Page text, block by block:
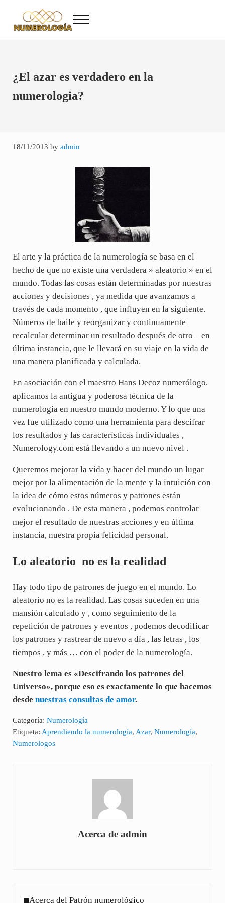
Numerología
Menu
¿El azar es verdadero en la
numerologia?
18/11/2013 by admin
El arte y la práctica de la numerología se basa en el
hecho de que no existe una verdadera » aleatorio » en el
mundo. Todas las cosas están determinadas por nuestras
acciones y decisiones , ya medida que avanzamos a
través de cada momento , que influyen en la siguiente.
Números de baile y reorganizar y continuamente
recalcular determinar un resultado después de otro – en
última instancia, que le llevará en su viaje en la vida de
una manera planificada y calculada.
En asociación con el maestro Hans Decoz numerólogo,
aplicamos la antigua y poderosa técnica de la
numerología en nuestro mundo moderno. Y lo que una
vez fue utilizado como una herramienta para descifrar
los resultados y las características individuales ,
Numerology.com está llevando a un nuevo nivel .
Queremos mejorar la vida y hacer del mundo un lugar
mejor por la alimentación de la mente y la intuición con
la idea de cómo estos números y patrones están
evolucionando . De esta manera , podemos controlar
mejor el resultado de nuestras acciones y en última
instancia, nuestra propia felicidad personal.
Lo aleatorio no es la realidad
Hay todo tipo de patrones de juego en el mundo. Lo
aleatorio no es la realidad. Las cosas suceden en una
mansión calculado y , como seguimiento de la
repetición de patrones y eventos , podemos decodificar
los patrones y rastrear de nuevo a día , las letras , los
tiempos , y más … con el poder de la numerología.
Nuestro lema es «Descifrando los patrones del
Universo», porque eso es exactamente lo que hacemos
desde nuestras consultas de amor.
Categoría: Numerología
Etiqueta: Aprendiendo la numerología, Azar, Numerología,
Numerologos
Acerca de admin
Acerca del Patrón numerológico